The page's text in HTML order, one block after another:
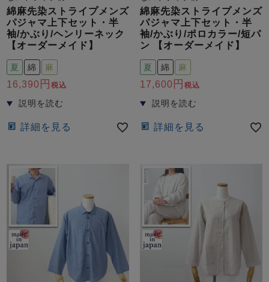
綿麻先染ストライプメンズ
パジャマ上下セット・半
袖/かぶり/ヘンリーネック
【オーダーメイド】
夏 綿 麻
16,390 税込
詳細を見る
綿麻先染ストライプメンズ
パジャマ上下セット・半
袖/かぶり/ポロカラー/短パ
ン 【オーダーメイド】
夏 綿 麻
17,600 税込
詳細を見る